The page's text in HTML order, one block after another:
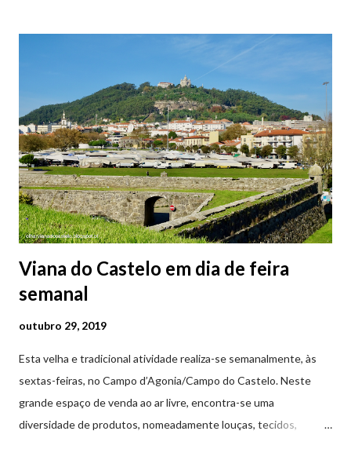
subterrâneos. O Parque da Estação Viana Shopping é grátis de
2ª a 5ª feira a partir das 20:00 (DIAS ÚTEIS)
Viana do Castelo em dia de feira
semanal
outubro 29, 2019
Esta velha e tradicional atividade realiza-se semanalmente, às
sextas-feiras, no Campo d’Agonia/Campo do Castelo. Neste
grande espaço de venda ao ar livre, encontra-se uma
diversidade de produtos, nomeadamente louças, tecidos,